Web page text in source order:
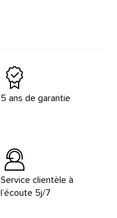
5 ans de garantie
Service clientèle à
l’écoute 5j/7